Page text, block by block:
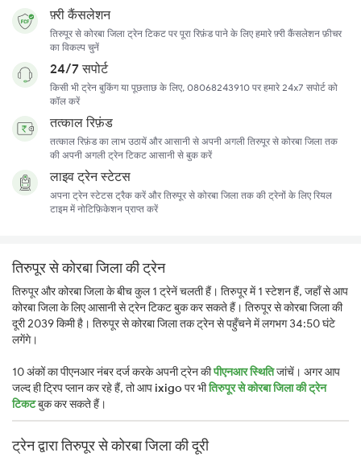
फ़्री कैंसलेशन
तिरुपूर से कोरबा जिला ट्रेन टिकट पर पूरा रिफ़ंड पाने के लिए हमारे फ़्री कैंसलेशन फ़ीचर
का विकल्प चुनें
24/7 सपोर्ट
किसी भी ट्रेन बुकिंग या पूछताछ के लिए, 08068243910 पर हमारे 24x7 सपोर्ट को
कॉल करें
तत्काल रिफ़ंड
तत्काल रिफ़ंड का लाभ उठायें और आसानी से अपनी अगली तिरुपूर से कोरबा जिला तक
की अपनी अगली ट्रेन टिकट आसानी से बुक करें
लाइव ट्रेन स्टेटस
अपना ट्रेन स्टेटस ट्रैक करें और तिरुपूर से कोरबा जिला तक की ट्रेनों के लिए रियल
टाइम में नोटिफ़िकेशन प्राप्त करें
तिरुपूर से कोरबा जिला की ट्रेन
तिरुपूर और कोरबा जिला के बीच कुल 1 ट्रेनें चलती हैं। तिरुपूर में 1 स्टेशन हैं, जहाँ से आप
कोरबा जिला के लिए आसानी से ट्रेन टिकट बुक कर सकते हैं। तिरुपूर से कोरबा जिला की
दूरी 2039 किमी है। तिरुपूर से कोरबा जिला तक ट्रेन से पहुँचने में लगभग 34:50 घंटे
लगेंगे।
10 अंकों का पीएनआर नंबर दर्ज करके अपनी ट्रेन कीपीएनआर स्थितिजांचें। अगर आप
जल्द ही ट्रिप प्लान कर रहे हैं, तो आपixigoपर भीतिरुपूर से कोरबा जिला की ट्रेन
टिकटबुक कर सकते हैं।
ट्रेन द्वारा तिरुपूर से कोरबा जिला की दूरी